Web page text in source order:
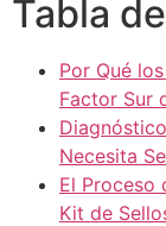
Tabla
Por Qué
Factor Sur
Necesita
El Proceso
Kit de